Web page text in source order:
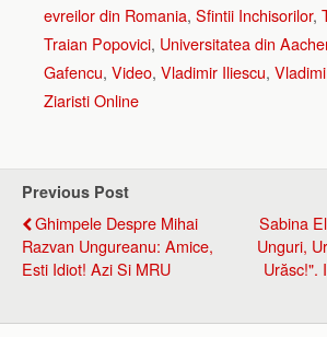
evreilor din Romania, Sfintii Inchisorilor,
Traian Popovici, Universitatea din
Gafencu, Video, Vladimir Iliescu,
Ziaristi Online
Previous Post
Ghimpele Despre Mihai
Razvan Ungureanu: Amice,
Esti Idiot! Azi Si MRU
Sabina
Unguri,
Urăsc!".